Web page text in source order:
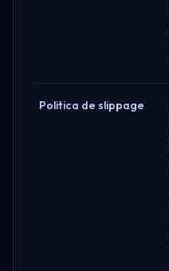
Politica de slippage